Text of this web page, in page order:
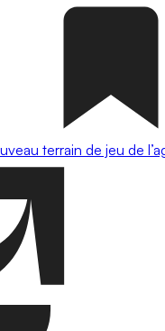
terrain de jeu de